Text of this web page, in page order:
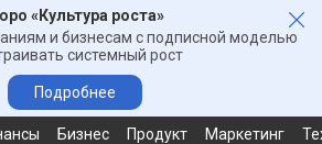
«Культура роста»
и бизнесам с подписной моделью
системный рост
Подробнее
Бизнес Продукт Маркетинг